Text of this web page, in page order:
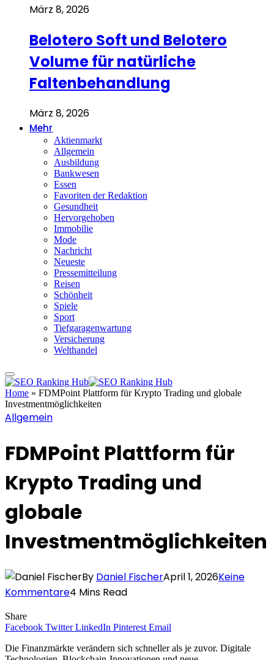
März 8, 2026
Belotero Soft und Belotero
Volume für natürliche
Faltenbehandlung
März 8, 2026
Mehr
Aktienmarkt
Allgemein
Ausbildung
Bankwesen
Essen
Favoriten der Redaktion
Gesundheit
Hervorgehoben
Immobilie
Mode
Nachricht
Neueste
Pressemitteilung
Reisen
Schönheit
Spiele
Sport
Tiefgaragenwartung
Versicherung
Welthandel
Home » FDMPoint Plattform für Krypto Trading und globale
Investmentmöglichkeiten
Allgemein
FDMPoint Plattform für
Krypto Trading und
globale
Investmentmöglichkeiten
By Daniel FischerApril 1, 2026Keine
Kommentare4 Mins Read
Share
Facebook Twitter LinkedIn Pinterest Email
Die Finanzmärkte verändern sich schneller als je zuvor. Digitale